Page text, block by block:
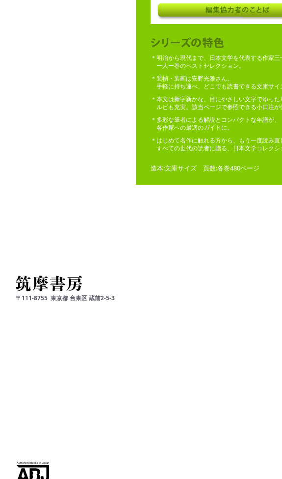
＊明治から現代まで、日本文学を代表する作家三
一人一巻のベストセレクション。
＊装幀・装画は安野光雅さん。
手軽に持ち運べ、どこでも読書できる文庫サイ
＊本文は新字新かな、目にやさしい文字でゆった
ルビも充実。該当ページで参照できる小口注が
＊多彩な筆者による解説とコンパクトな年譜が、
各作家への最適のガイドに。
＊はじめて名作に触れる方から、もう一度読み直
すべての世代の読者に贈る、日本文学コレクシ
造本:文庫サイズ 頁数:各巻480ページ
〒111-8755 東京都 台東区蔵前2-5-3